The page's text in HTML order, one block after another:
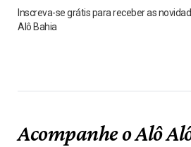
Inscreva-se grátis para receber as
Alô Bahia
Acompanhe o Alô